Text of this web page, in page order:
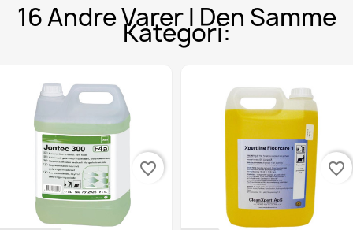
16 Andre Varer I Den Samme
Kategori:
favorite_border favorite_border